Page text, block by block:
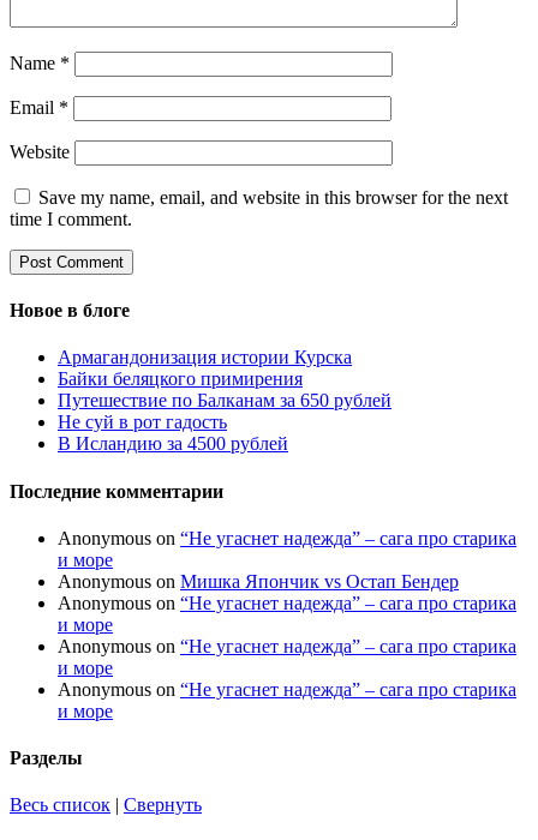
Name *
Email *
Website
Save my name, email, and website in this browser for the next
time I comment.
Новое в блоге
Армагандонизация истории Курска
Байки беляцкого примирения
Путешествие по Балканам за 650 рублей
Не суй в рот гадость
В Исландию за 4500 рублей
Последние комментарии
Anonymous on “Не угаснет надежда” – сага про старика
и море
Anonymous on Мишка Япончик vs Остап Бендер
Anonymous on “Не угаснет надежда” – сага про старика
и море
Anonymous on “Не угаснет надежда” – сага про старика
и море
Anonymous on “Не угаснет надежда” – сага про старика
и море
Разделы
Весь список | Свернуть